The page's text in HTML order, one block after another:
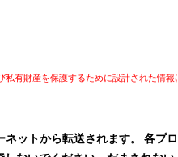
有財産を保護するために設計された情
ットから転送されます。 各プ